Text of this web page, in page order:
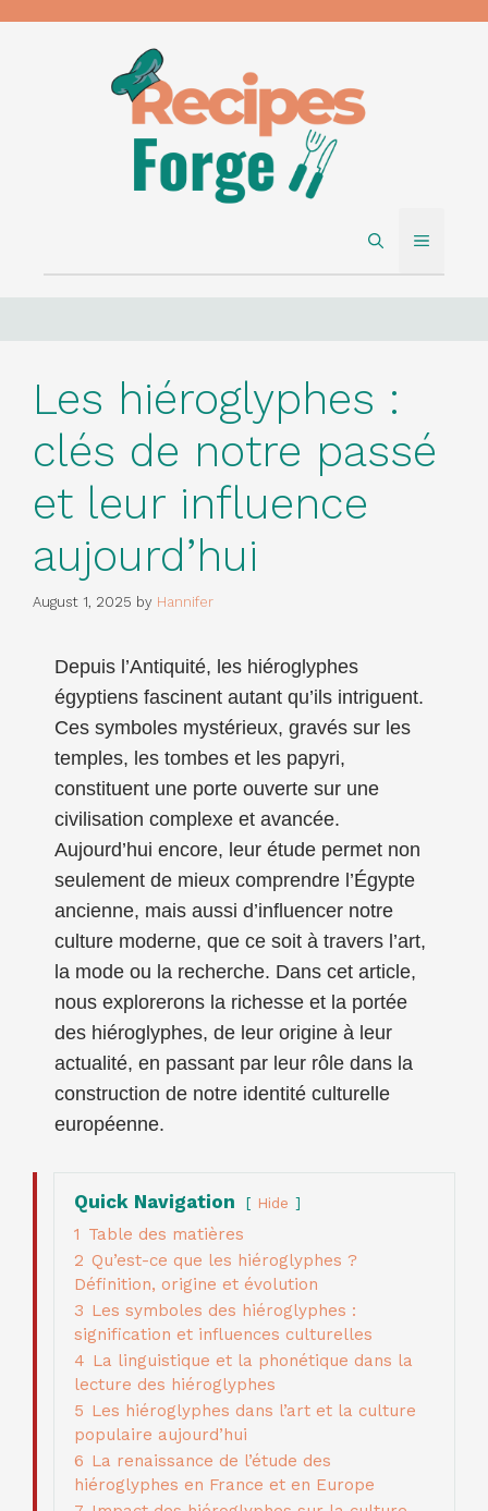
MENU
Les hiéroglyphes :
clés de notre passé
et leur influence
aujourd’hui
August 1, 2025 by Hannifer
Depuis l’Antiquité, les hiéroglyphes
égyptiens fascinent autant qu’ils intriguent.
Ces symboles mystérieux, gravés sur les
temples, les tombes et les papyri,
constituent une porte ouverte sur une
civilisation complexe et avancée.
Aujourd’hui encore, leur étude permet non
seulement de mieux comprendre l’Égypte
ancienne, mais aussi d’influencer notre
culture moderne, que ce soit à travers l’art,
la mode ou la recherche. Dans cet article,
nous explorerons la richesse et la portée
des hiéroglyphes, de leur origine à leur
actualité, en passant par leur rôle dans la
construction de notre identité culturelle
européenne.
Quick Navigation Hide
1 Table des matières
2 Qu’est-ce que les hiéroglyphes ?
Définition, origine et évolution
3 Les symboles des hiéroglyphes :
signification et influences culturelles
4 La linguistique et la phonétique dans la
lecture des hiéroglyphes
5 Les hiéroglyphes dans l’art et la culture
populaire aujourd’hui
6 La renaissance de l’étude des
hiéroglyphes en France et en Europe